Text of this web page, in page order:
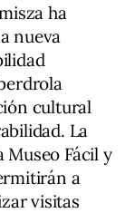
ha
nueva
cultural
La
Fácil y
a
visitas